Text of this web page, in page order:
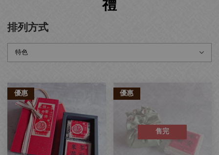
禮
排列方式
優惠 優惠
售完